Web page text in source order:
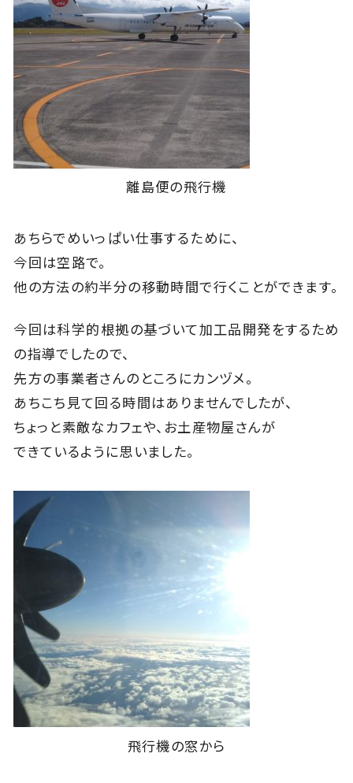
離島便の飛行機
あちらでめいっぱい仕事するために、
今回は空路で。
他の方法の約半分の移動時間で行くことができます。
今回は科学的根拠の基づいて加工品開発をするため
の指導でしたので、
先方の事業者さんのところにカンヅメ。
あちこち見て回る時間はありませんでしたが、
ちょっと素敵なカフェや、お土産物屋さんが
できているように思いました。
飛行機の窓から